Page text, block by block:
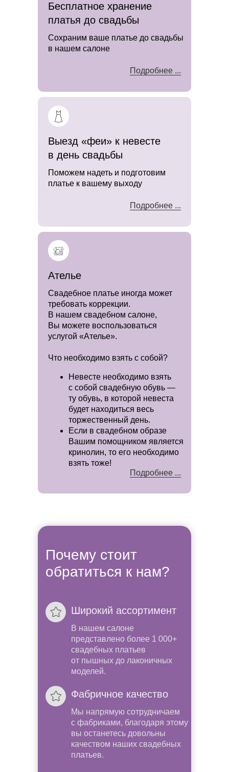
Ателье
Выезд «феи» к невесте
в день свадьбы
Бесплатное хранение
платья до свадьбы
Сохраним ваше платье до свадьбы
в нашем салоне
Поможем надеть и подготовим
платье к вашему выходу
Свадебное платье иногда может
требовать коррекции.
В нашем свадебном салоне,
Вы можете воспользоваться
услугой «Ателье».
Что необходимо взять с собой?
Невесте необходимо взять
с собой свадебную обувь —
ту обувь, в которой невеста
будет находиться весь
торжественный день.
Если в свадебном образе
Вашим помощником является
кринолин, то его необходимо
взять тоже!
Подробнее ...
Подробнее ...
Подробнее ...
Почему стоит
обратиться к нам?
Широкий ассортимент
В нашем салоне
представлено более 1 000+
свадебных платьев
от пышных до лаконичных
моделей.
Фабричное качество
Мы напрямую сотрудничаем
с фабриками, благодаря этому
вы останетесь довольны
качеством наших свадебных
платьев.